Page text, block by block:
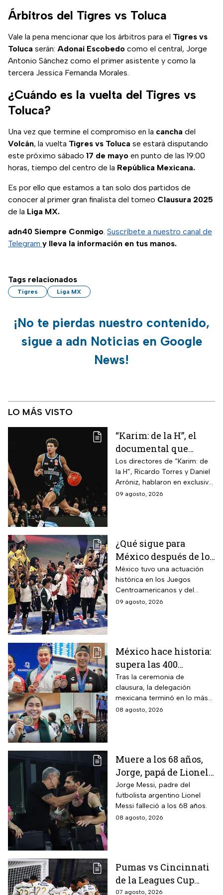
Árbitros del Tigres vs Toluca
Vale la pena mencionar que los árbitros para el Tigres vs
Toluca serán: Adonai Escobedo como el central, Jorge
Antonio Sánchez como el primer asistente y como la
tercera Jessica Fernanda Morales.
¿Cuándo es la vuelta del Tigres vs
Toluca?
Una vez que termine el compromiso en la cancha del
Volcán, la vuelta Tigres vs Toluca se estará disputando
este próximo sábado 17 de mayo en punto de las 19:00
horas, tiempo del centro de la República Mexicana.
Es por ello que estamos a tan solo dos partidos de
conocer al primer gran finalista del torneo Clausura 2025
de la Liga MX.
adn40 Siempre Conmigo. Suscríbete a nuestro canal de
Telegram y lleva la información en tus manos.
Tags relacionados
Tigres Liga MX
¡No te pierdas nuestro contenido,
sigue a adn Noticias en Google
News!
LO MÁS VISTO
“Karim: de la H”, el
documental que
cuenta el camino del
joven de Hermosillo
que llegó a la NBA
Los directores de “Karim: de
la H”, Ricardo Torres y Daniel
Arróniz, hablaron en exclusiva
con adn Noticias sobre cómo
09 agosto, 2026
¿Qué sigue para
México después de los
Juegos
Centroamericanos
2026?
México tuvo una actuación
histórica en los Juegos
Centroamericanos y del
Caribe 2026 y dejó atrás su
09 agosto, 2026
México hace historia:
supera las 400
medallas en los
Juegos
Centroamericanos
2026 e impone récords
Tras la ceremonia de
clausura, la delegación
mexicana terminó en lo más
alto del medallero
08 agosto, 2026
Muere a los 68 años,
Jorge, papá de Lionel
Messi
Jorge Messi, padre del
futbolista argentino Lionel
Messi falleció a los 68 años.
08 agosto, 2026
Pumas vs Cincinnati
de la Leagues Cup
07 agosto, 2026